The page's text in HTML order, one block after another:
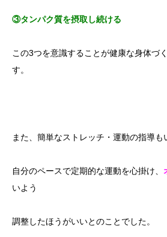
③タンパク質を摂取し続ける
この3つを意識することが健康な身体づ
す。
また、簡単なストレッチ・運動の指導も
自分のペースで定期的な運動を心掛け、
いよう
調整したほうがいいとのことでした。